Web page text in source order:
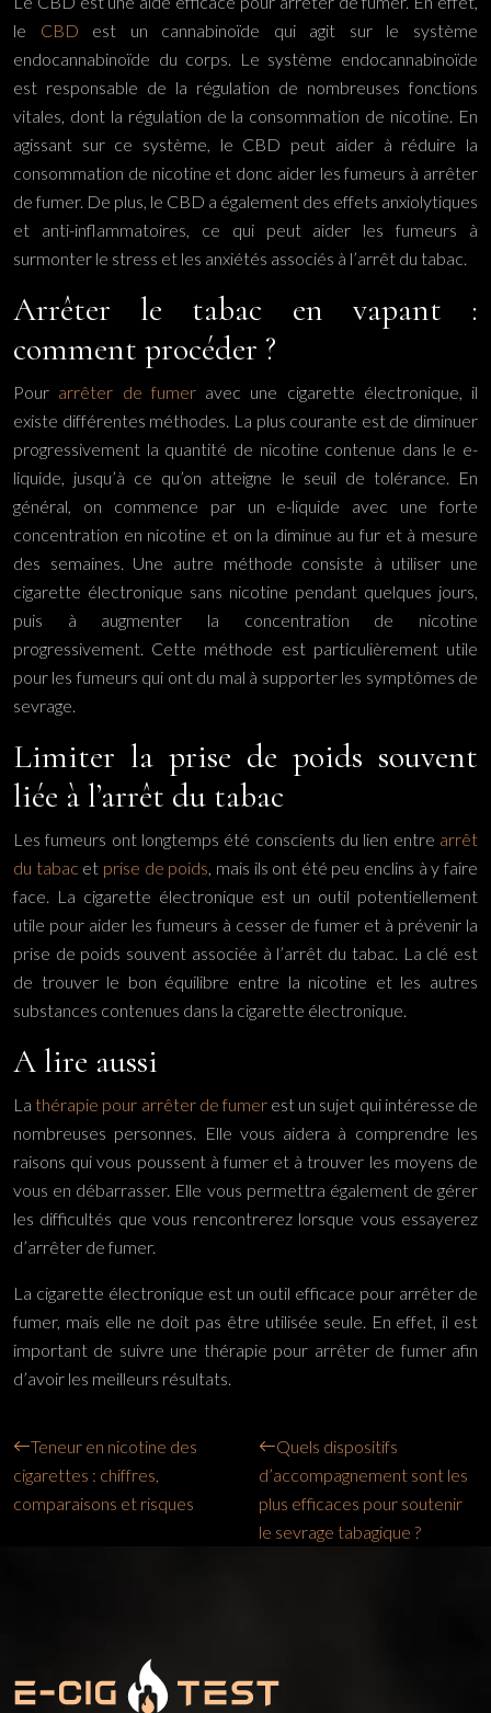
le CBD est un cannabinoïde qui agit sur le système
endocannabinoïde du corps. Le système endocannabinoïde
est responsable de la régulation de nombreuses fonctions
vitales, dont la régulation de la consommation de nicotine. En
agissant sur ce système, le CBD peut aider à réduire la
consommation de nicotine et donc aider les fumeurs à arrêter
de fumer. De plus, le CBD a également des effets anxiolytiques
et anti-inflammatoires, ce qui peut aider les fumeurs à
surmonter le stress et les anxiétés associés à l’arrêt du tabac.
Arrêter le tabac en vapant :
comment procéder ?
Pour arrêter de fumeravec une cigarette électronique, il
existe différentes méthodes. La plus courante est de diminuer
progressivement la quantité de nicotine contenue dans le e-
liquide, jusqu’à ce qu’on atteigne le seuil de tolérance. En
général, on commence par un e-liquide avec une forte
concentration en nicotine et on la diminue au fur et à mesure
des semaines. Une autre méthode consiste à utiliser une
cigarette électronique sans nicotine pendant quelques jours,
puis à augmenter la concentration de nicotine
progressivement. Cette méthode est particulièrement utile
pour les fumeurs qui ont du mal à supporter les symptômes de
sevrage.
Limiter la prise de poids souvent
liée à l’arrêt du tabac
Les fumeurs ont longtemps été conscients du lien entre arrêt
du tabac et prise de poids, mais ils ont été peu enclins à y faire
face. La cigarette électronique est un outil potentiellement
utile pour aider les fumeurs à cesser de fumer et à prévenir la
prise de poids souvent associée à l’arrêt du tabac. La clé est
de trouver le bon équilibre entre la nicotine et les autres
substances contenues dans la cigarette électronique.
A lire aussi
La thérapie pour arrêter de fumer est un sujet qui intéresse de
nombreuses personnes. Elle vous aidera à comprendre les
raisons qui vous poussent à fumer et à trouver les moyens de
vous en débarrasser. Elle vous permettra également de gérer
les difficultés que vous rencontrerez lorsque vous essayerez
d’arrêter de fumer.
La cigarette électronique est un outil efficace pour arrêter de
fumer, mais elle ne doit pas être utilisée seule. En effet, il est
important de suivre une thérapie pour arrêter de fumer afin
d’avoir les meilleurs résultats.
Teneur en nicotine des
cigarettes : chiffres,
comparaisons et risques
Quels dispositifs
d’accompagnement sont les
plus efficaces pour soutenir
le sevrage tabagique ?